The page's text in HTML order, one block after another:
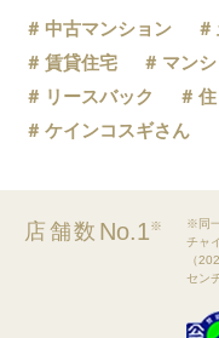
中古マンション
賃貸住宅
マン
リースバック
ケインコスギさん
店舗数 No.1※
※同
チャ
（
セン